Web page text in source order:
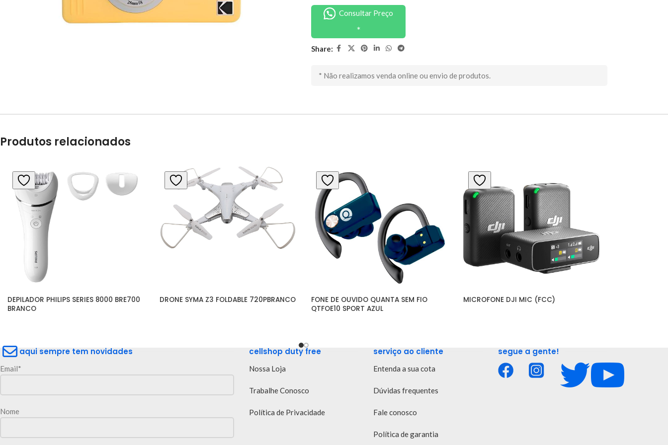
Consultar Preço
Share:
* Não realizamos venda online ou envio de produtos.
Produtos relacionados
DEPILADOR PHILIPS SERIES 8000 BRE700
BRANCO
DRONE SYMA Z3 FOLDABLE 720PBRANCO
FONE DE OUVIDO QUANTA SEM FIO
QTFOE10 SPORT AZUL
MICROFONE DJI MIC (FCC)
aqui sempre tem novidades
Email*
Nome
cellshop duty free
Nossa Loja
Trabalhe Conosco
Política de Privacidade
serviço ao cliente
Entenda a sua cota
Dúvidas frequentes
Fale conosco
Política de garantia
segue a gente!